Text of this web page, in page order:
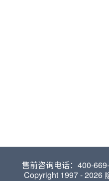
售前咨询电话：400-
Copyright 1997 -2026